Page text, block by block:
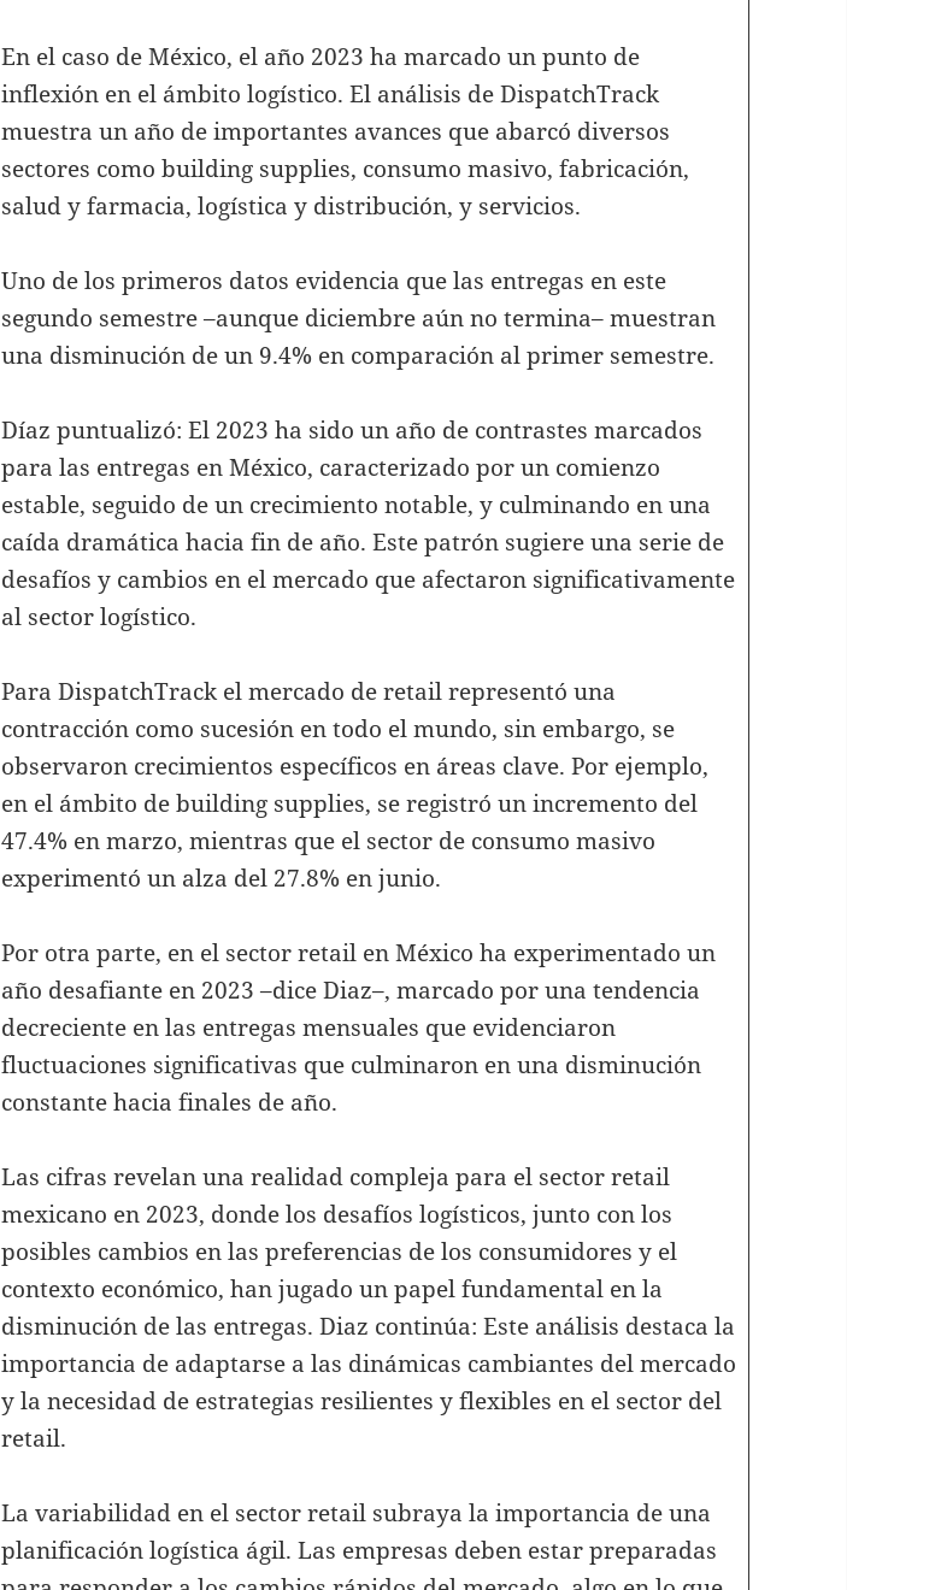
En el caso de México, el año 2023 ha marcado un punto de
inflexión en el ámbito logístico. El análisis de DispatchTrack
muestra un año de importantes avances que abarcó diversos
sectores como building supplies, consumo masivo, fabricación,
salud y farmacia, logística y distribución, y servicios.
Uno de los primeros datos evidencia que las entregas en este
segundo semestre –aunque diciembre aún no termina– muestran
una disminución de un 9.4% en comparación al primer semestre.
Díaz puntualizó: El 2023 ha sido un año de contrastes marcados
para las entregas en México, caracterizado por un comienzo
estable, seguido de un crecimiento notable, y culminando en una
caída dramática hacia fin de año. Este patrón sugiere una serie de
desafíos y cambios en el mercado que afectaron significativamente
al sector logístico.
Para DispatchTrack el mercado de retail representó una
contracción como sucesión en todo el mundo, sin embargo, se
observaron crecimientos específicos en áreas clave. Por ejemplo,
en el ámbito de building supplies, se registró un incremento del
47.4% en marzo, mientras que el sector de consumo masivo
experimentó un alza del 27.8% en junio.
Por otra parte, en el sector retail en México ha experimentado un
año desafiante en 2023 –dice Diaz–, marcado por una tendencia
decreciente en las entregas mensuales que evidenciaron
fluctuaciones significativas que culminaron en una disminución
constante hacia finales de año.
Las cifras revelan una realidad compleja para el sector retail
mexicano en 2023, donde los desafíos logísticos, junto con los
posibles cambios en las preferencias de los consumidores y el
contexto económico, han jugado un papel fundamental en la
disminución de las entregas. Diaz continúa: Este análisis destaca la
importancia de adaptarse a las dinámicas cambiantes del mercado
y la necesidad de estrategias resilientes y flexibles en el sector del
retail.
La variabilidad en el sector retail subraya la importancia de una
planificación logística ágil. Las empresas deben estar preparadas